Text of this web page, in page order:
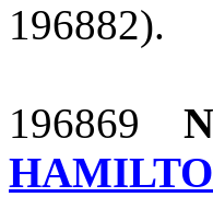
196882).
196869